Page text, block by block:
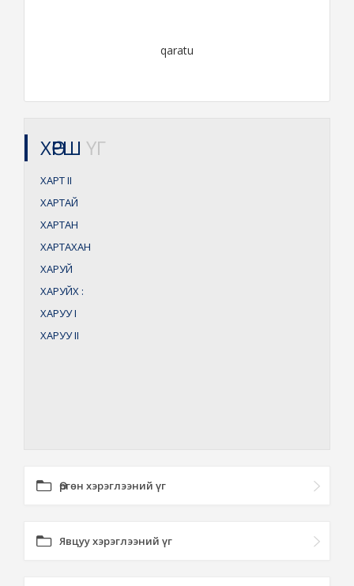
qaratu
ХӨРШ ҮГ
ХАРТII
ХАРТАЙ
ХАРТАН
ХАРТАХАН
ХАРУЙ
ХАРУЙХ :
ХАРУУI
ХАРУУII
Өргөн хэрэглээний үг
Явцуу хэрэглээний үг